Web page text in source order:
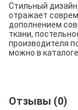
Стильный
отражает
дополнением
ткани,
производителя
можно в
Отзывы (0)